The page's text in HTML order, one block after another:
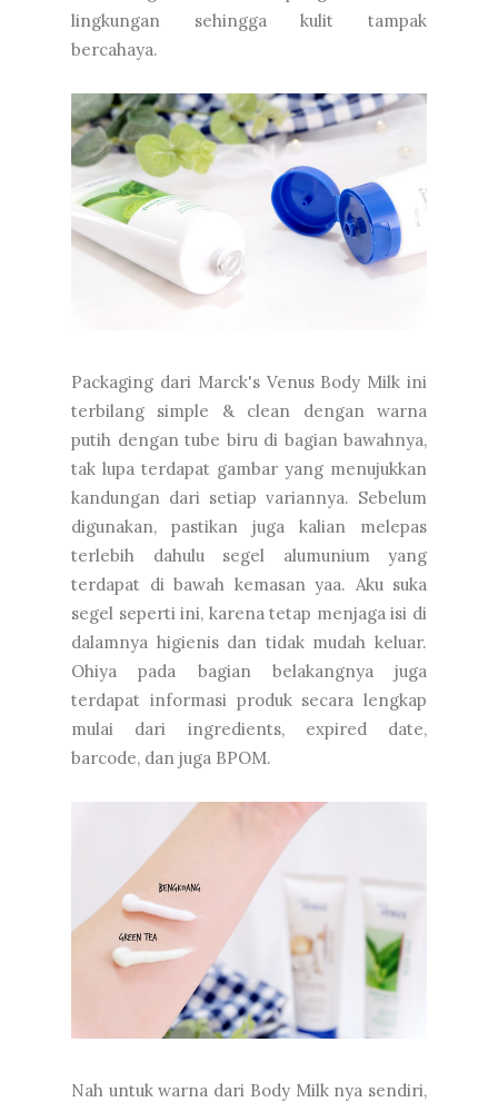
lingkungan sehingga kulit tampak
bercahaya.
Packaging dari Marck's Venus Body Milk ini
terbilang simple & clean dengan warna
putih dengan tube biru di bagian bawahnya,
tak lupa terdapat gambar yang menujukkan
kandungan dari setiap variannya. Sebelum
digunakan, pastikan juga kalian melepas
terlebih dahulu segel alumunium yang
terdapat di bawah kemasan yaa. Aku suka
segel seperti ini, karena tetap menjaga isi di
dalamnya higienis dan tidak mudah keluar.
Ohiya pada bagian belakangnya juga
terdapat informasi produk secara lengkap
mulai dari ingredients, expired date,
barcode, dan juga BPOM.
Nah untuk warna dari Body Milk nya sendiri,